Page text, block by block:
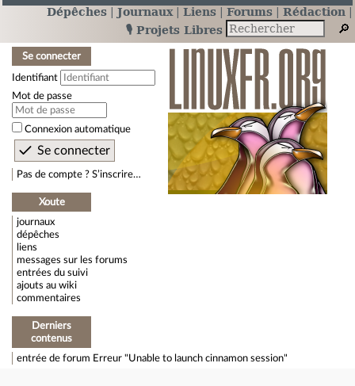
Dépêches Journaux Liens Forums
Rédaction
🎙️ Projets Libres
Se connecter
Identifiant
Mot de passe
Connexion automatique
Pas de compte ? S’inscrire…
Xoute
journaux
dépêches
liens
messages sur les forums
entrées du suivi
ajouts au wiki
commentaires
Derniers
contenus
entrée de forum Erreur "Unable to launch cinnamon session"